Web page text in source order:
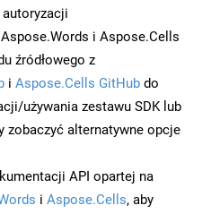
autoryzacji
i Aspose.Cells
źródłowego z
i Aspose.Cells GitHub do
używania zestawu SDK lub
zobaczyć alternatywne opcje
API opartej na
i Aspose.Cells, aby